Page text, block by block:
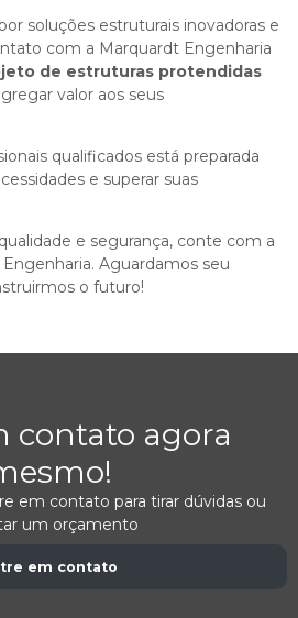
soluções estruturais inovadoras e
com a Marquardt Engenharia
de estruturas protendidas
valor aos seus
qualificados está preparada
e superar suas
e segurança, conte com a
Aguardamos seu
o futuro!
contato agora
em contato para tirar dúvidas ou
um orçamento
em contato